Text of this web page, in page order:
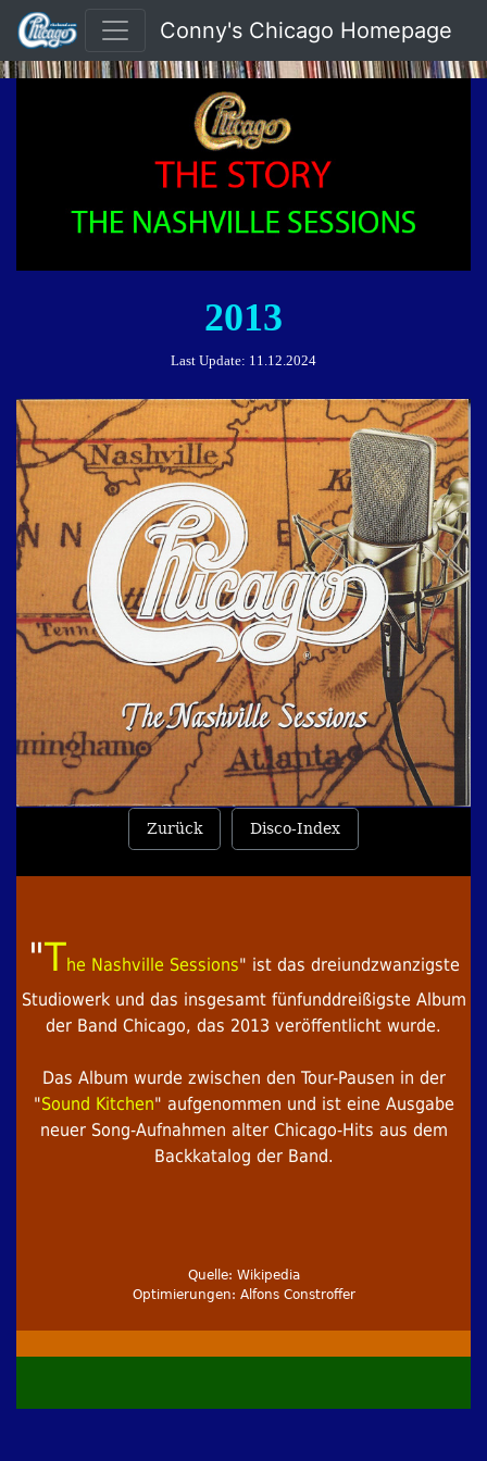
Conny's Chicago Homepage
2013
Last Update: 11.12.2024
Zurück Disco-Index
"The Nashville Sessions" ist das dreiundzwanzigste
Studiowerk und das insgesamt fünfunddreißigste Album
der Band Chicago, das 2013 veröffentlicht wurde.
Das Album wurde zwischen den Tour-Pausen in der
"Sound Kitchen" aufgenommen und ist eine Ausgabe
neuer Song-Aufnahmen alter Chicago-Hits aus dem
Backkatalog der Band.
Quelle: Wikipedia
Optimierungen: Alfons Constroffer